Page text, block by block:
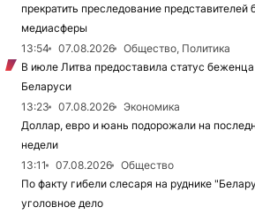
прекратить преследование представителей
медиасферы
13:54
07.08.2026
Общество, Политика
В июле Литва предоставила статус
Беларуси
13:23
07.08.2026
Экономика
Доллар, евро и юань подорожали на
недели
13:11
07.08.2026
Общество
По факту гибели слесаря на руднике
уголовное дело